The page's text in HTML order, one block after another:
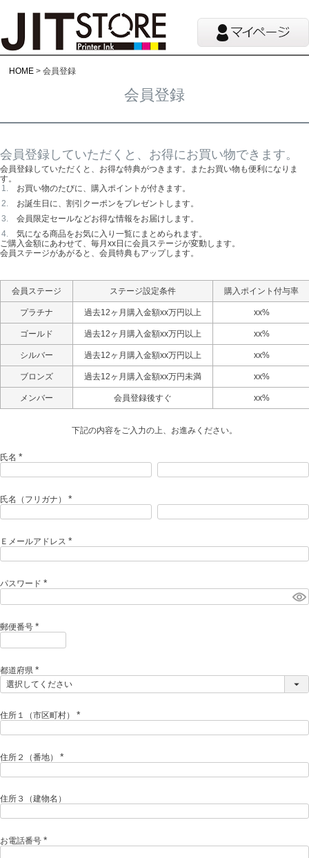
HOME 会員登録
会員登録
会員登録していただくと、お得にお買い物できます。
会員登録していただくと、お得な特典がつきます。またお買い物も便利になりま
す。
お買い物のたびに、購入ポイントが付きます。
お誕生日に、割引クーポンをプレゼントします。
会員限定セールなどお得な情報をお届けします。
気になる商品をお気に入り一覧にまとめられます。
ご購入金額にあわせて、毎月xx日に会員ステージが変動します。
会員ステージがあがると、会員特典もアップします。
会員ステージ ステージ設定条件 購入ポイント付与率
プラチナ 過去12ヶ月購入金額xx万円以上 xx%
ゴールド 過去12ヶ月購入金額xx万円以上 xx%
シルバー 過去12ヶ月購入金額xx万円以上 xx%
ブロンズ 過去12ヶ月購入金額xx万円未満 xx%
メンバー 会員登録後すぐ xx%
下記の内容をご入力の上、お進みください。
氏名
必
氏名（フリガナ）
必
)
Ｅメールアドレス
必
パスワード
必
郵便番号
必
)
都道府県
(
必
住所１（市区町村）
必
住所２（番地）
必
)
住所３（建物名）
お電話番号